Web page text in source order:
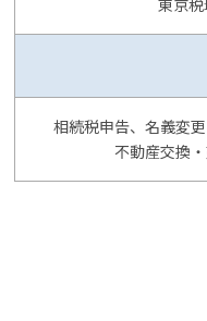
相続税申告、名義変
不動産交換